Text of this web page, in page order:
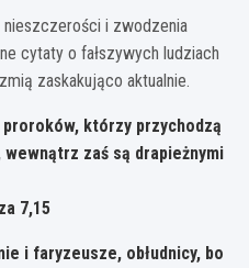
nieszczerości i zwodzenia
cytaty o fałszywych ludziach
zaskakująco aktualnie.
którzy przychodzą
zaś są drapieżnymi
7,15
i faryzeusze, obłudnicy, bo